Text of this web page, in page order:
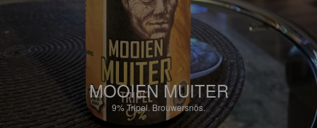
MOOIEN MUITER
9%Tripel. Brouwersnös.